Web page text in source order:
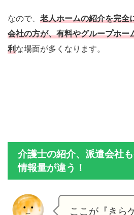
なので、 老人ホームの紹介を完全
会社の方が、有料やグループホー
利な場面が多くなります。
介護士の紹介、派遣会社
情報量が違う！
ここが『きら